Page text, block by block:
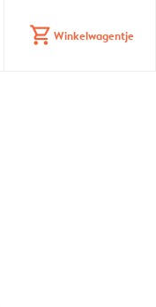
shopping_cart Winkelwagentje